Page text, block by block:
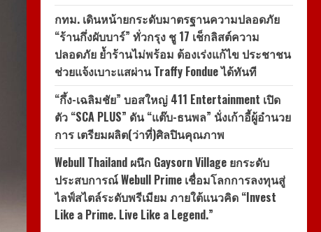
กทม. เดินหน้ายกระดับมาตรฐานความปลอดภัย
“ร้านกึ่งผับบาร์” ทั่วกรุง ชู 17 เช็กลิสต์ความ
ปลอดภัย ย้ำร้านไม่พร้อม ต้องเร่งแก้ไข ประชาชน
ช่วยแจ้งเบาะแสผ่าน Traffy Fondue ได้ทันที
“กึ้ง-เฉลิมชัย” บอสใหญ่ 411 Entertainment เปิด
ตัว “SCA PLUS” ดัน “แต๊บ-ธนพล” นั่งเก้าอี้ผู้อำนวย
การ เตรียมผลิต(ว่าที่)ศิลปินคุณภาพ
Webull Thailand ผนึก Gaysorn Village ยกระดับ
ประสบการณ์ Webull Prime เชื่อมโลกการลงทุนสู่
ไลฟ์สไตล์ระดับพรีเมียม ภายใต้แนวคิด “Invest
Like a Prime. Live Like a Legend.”